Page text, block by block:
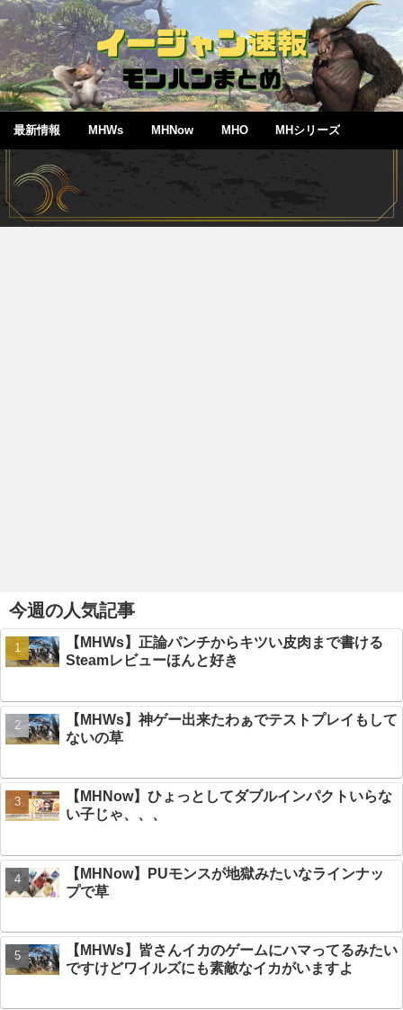
最新情報 MHWs MHNow MHO MHシリーズ
今週の人気記事
【MHWs】正論パンチからキツい皮肉まで書ける
Steamレビューほんと好き
【MHWs】神ゲー出来たわぁでテストプレイもして
ないの草
【MHNow】ひょっとしてダブルインパクトいらな
い子じゃ、、、
【MHNow】PUモンスが地獄みたいなラインナッ
プで草
【MHWs】皆さんイカのゲームにハマってるみたい
ですけどワイルズにも素敵なイカがいますよ